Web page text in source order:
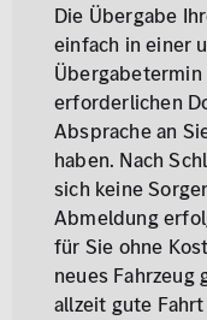
Die Übergabe
einfach in einer
erforderlichen
Absprache an
haben. Nach
sich keine
Abmeldung
für Sie ohne
neues
allzeit gute